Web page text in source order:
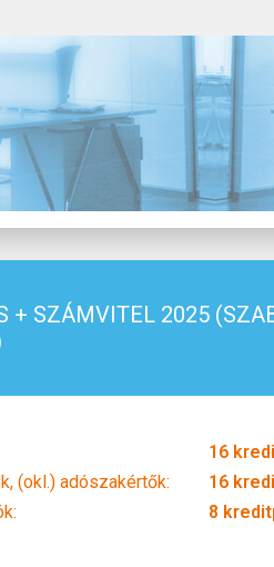
+ SZÁMVITEL 2025
16
(okl.) adószakértők:
16
8